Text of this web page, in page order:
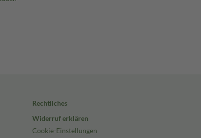
Rechtliches
Widerruf erklären
Cookie-Einstellungen